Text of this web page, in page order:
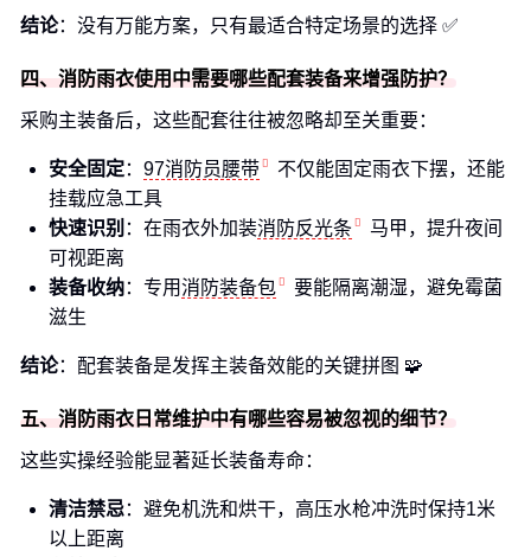
结论：没有万能方案，只有最适合特定场景的选择 ✅
四、消防雨衣使用中需要哪些配套装备来增强防护？
采购主装备后，这些配套往往被忽略却至关重要：
安全固定： 97消防员腰带
不仅能固定雨衣下摆，还能
挂载应急工具
快速识别 ：在雨衣外加装消防反光条
马甲，提升夜间
可视距离
装备收纳：专用消防装备包
要能隔离潮湿，避免霉菌
滋生
结论：配套装备是发挥主装备效能的关键拼图 🧩
五、消防雨衣日常维护中有哪些容易被忽视的细节？
这些实操经验能显著延长装备寿命：
清洁禁忌：避免机洗和烘干，高压水枪冲洗时保持1米
以上距离